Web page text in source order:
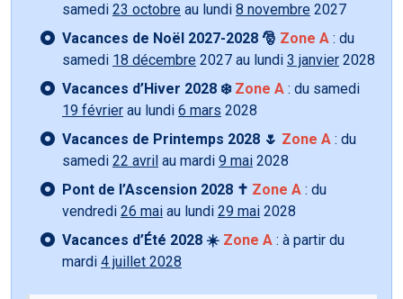
samedi 23 octobre au lundi 8 novembre 2027
Vacances de Noël 2027-2028 🎅 Zone A : du
samedi 18 décembre 2027 au lundi 3 janvier 2028
Vacances d’Hiver 2028 ❄️ Zone A : du samedi
19 février au lundi 6 mars 2028
Vacances de Printemps 2028 🌷 Zone A : du
samedi 22 avril au mardi 9 mai 2028
Pont de l’Ascension 2028 ✝️ Zone A : du
vendredi 26 mai au lundi 29 mai 2028
Vacances d’Été 2028 ☀️ Zone A : à partir du
mardi 4 juillet 2028